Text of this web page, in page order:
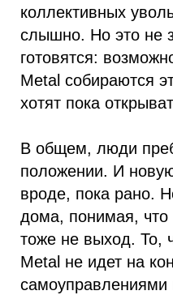
коллективных
слышно. Но это не
готовятся:
Metal собираются
хотят пока
В общем, люди
положении. И
вроде, пока рано.
дома, понимая, что
тоже не выход. То,
Metal не идет на
самоуправлениями